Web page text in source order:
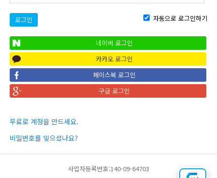
로그인 자동으로 로그인하기
네이버 로그인
카카오 로그인
페이스북 로그인
구글 로그인
무료로 계정을 만드세요.
비밀번호를 잊으셨나요?
사업자등록번호:140-09-64703